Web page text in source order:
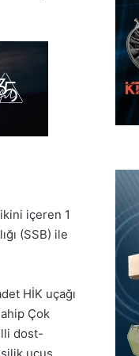
içeren 1
(SSB) ile
HİK uçağı
Çok
dost-